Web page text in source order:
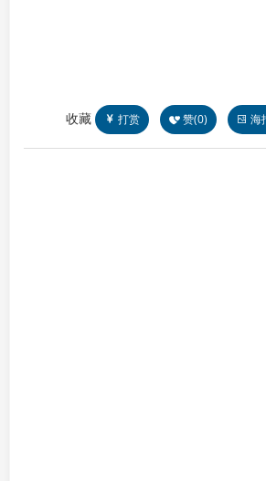
收藏 打赏 赞(0) 海